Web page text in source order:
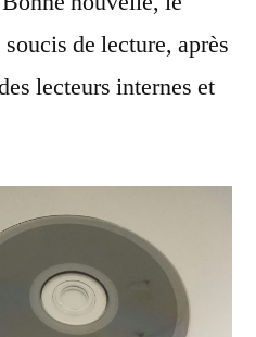
de lecture, après
lecteurs internes et